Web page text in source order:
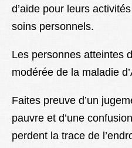
d’aide pour leurs
soins personnels.
Les personnes atteintes
modérée de la maladie
Faites preuve d’un
pauvre et d’une
perdent la trace de